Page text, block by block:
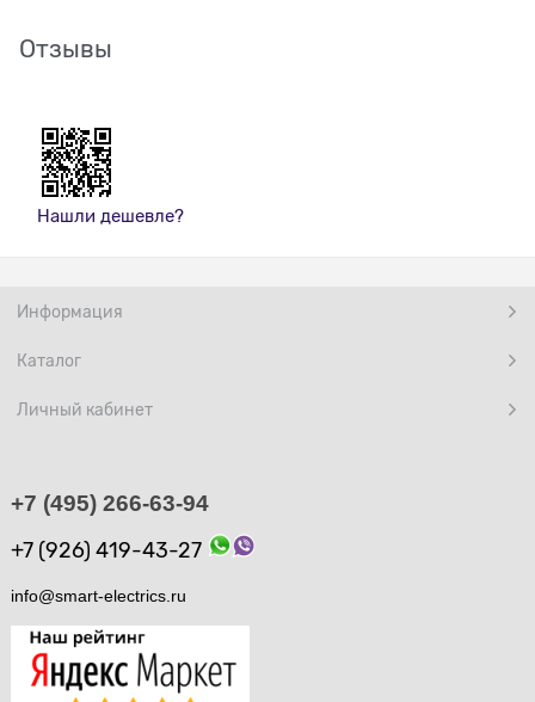
Отзывы
Нашли дешевле?
Информация
Каталог
Личный кабинет
+7 (495) 266-63-94
+7 (926) 419-43-27
info@smart-electrics.ru